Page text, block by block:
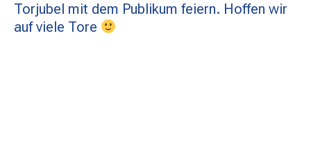
MATCHBESUCH
Torjubel mit dem Publikum feiern. Hoffen wir
auf viele Tore